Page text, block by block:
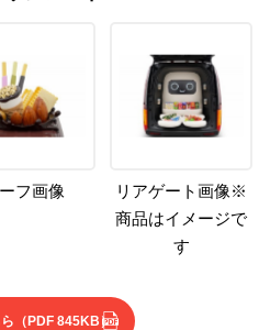
フ画像
リアゲート画像※
商品はイメージで
す
（PDF 845KB）